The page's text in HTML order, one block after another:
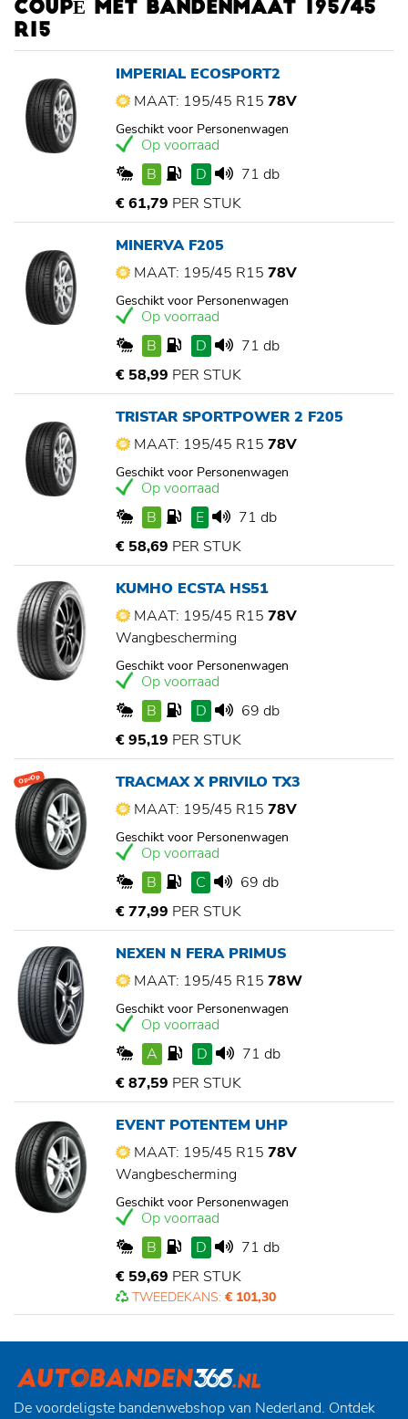
COUPÉ MET BANDENMAAT 195/45
R15
IMPERIAL ECOSPORT2
MAAT: 195/45 R15 78V
Geschikt voor Personenwagen
Op voorraad
B
D
71 db
€ 61,79 PER STUK
MINERVA F205
MAAT: 195/45 R15 78V
Geschikt voor Personenwagen
Op voorraad
B
D
71 db
€ 58,99 PER STUK
TRISTAR SPORTPOWER 2 F205
MAAT: 195/45 R15 78V
Geschikt voor Personenwagen
Op voorraad
B
E
71 db
€ 58,69 PER STUK
KUMHO ECSTA HS51
MAAT: 195/45 R15 78V
Wangbescherming
Geschikt voor Personenwagen
Op voorraad
B
D
69 db
€ 95,19 PER STUK
Op=Op
TRACMAX X PRIVILO TX3
MAAT: 195/45 R15 78V
Geschikt voor Personenwagen
Op voorraad
B
C
69 db
€ 77,99 PER STUK
NEXEN N FERA PRIMUS
MAAT: 195/45 R15 78W
Geschikt voor Personenwagen
Op voorraad
A
D
71 db
€ 87,59 PER STUK
EVENT POTENTEM UHP
MAAT: 195/45 R15 78V
Wangbescherming
Geschikt voor Personenwagen
Op voorraad
B
D
71 db
€ 59,69 PER STUK
TWEEDEKANS: € 101,30
De voordeligste bandenwebshop van Nederland. Ontdek